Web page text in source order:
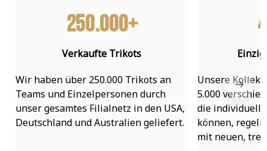
250.000+
Verkaufte Trikots
Wir haben über 250.000 Trikots an
Teams und Einzelpersonen durch
unser gesamtes Filialnetz in den USA,
Deutschland und Australien geliefert.
Unsere
5.000
die individuell
können,
mit neuen,